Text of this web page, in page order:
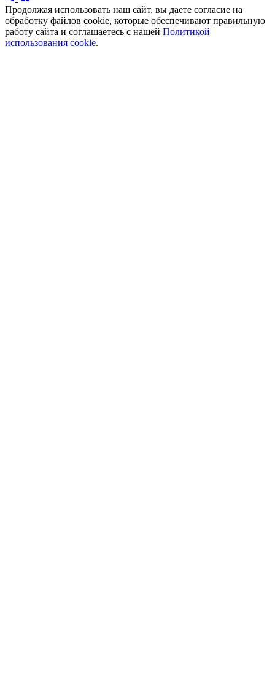
Продолжая использовать наш сайт, вы даете согласие на
обработку файлов cookie, которые обеспечивают правильную
работу сайта и соглашаетесь с нашей Политикой
использования cookie.